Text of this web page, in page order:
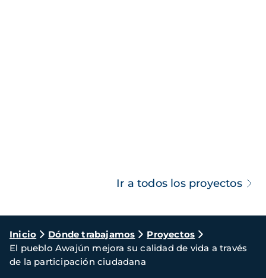
Ir a todos los proyectos
Ruta
de
navegación
Inicio Dónde trabajamos
Proyectos
El pueblo Awajún mejora su calidad de vida a través
de la participación ciudadana